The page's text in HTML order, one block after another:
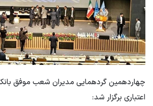
چهاردهمین گردهمایی مدیران شعب موفق
اعتباری برگزار شد: